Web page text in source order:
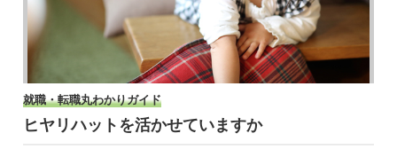
就職・転職丸わかりガイド
ヒヤリハットを活かせていますか